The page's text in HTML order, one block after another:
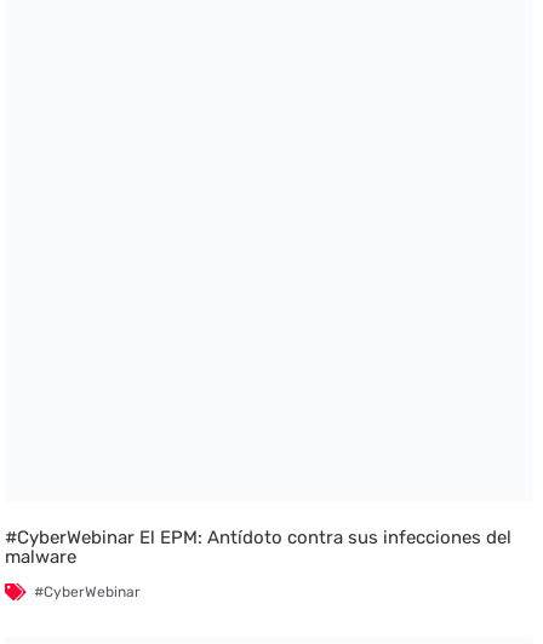
#CyberWebinar El EPM: Antídoto contra sus infecciones del
malware
#CyberWebinar